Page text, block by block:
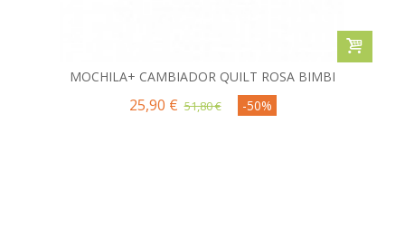
MOCHILA+ CAMBIADOR QUILT ROSA BIMBI
25,90 € 51,80 € -50%